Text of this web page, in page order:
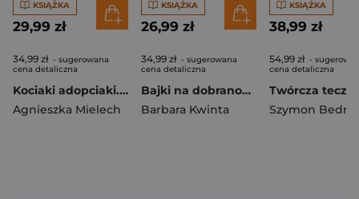
KSIĄŻKA
29,99 zł
34,99 zł - sugerowana
cena detaliczna
Kociaki adopciaki. Emi i Tajny Klub Superdziewczyn. Tom 14 wyd. 2026
Agnieszka Mielech
KSIĄŻKA
26,99 zł
34,99 zł - sugerowana
cena detaliczna
Bajki na dobranoc. Przychodnia doktora Hau
Barbara Kwinta
KSIĄŻKA
38,99 zł
54,99 zł -
cena detaliczna